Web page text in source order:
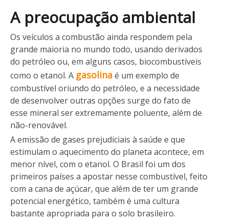
A preocupação ambiental
Os veículos a combustão ainda respondem pela
grande maioria no mundo todo, usando derivados
do petróleo ou, em alguns casos, biocombustíveis
como o etanol. A gasolinaé um exemplo de
combustível oriundo do petróleo, e a necessidade
de desenvolver outras opções surge do fato de
esse mineral ser extremamente poluente, além de
não-renovável.
A emissão de gases prejudiciais à saúde e que
estimulam o aquecimento do planeta acontece, em
menor nível, com o etanol. O Brasil foi um dos
primeiros países a apostar nesse combustível, feito
com a cana de açúcar, que além de ter um grande
potencial energético, também é uma cultura
bastante apropriada para o solo brasileiro.